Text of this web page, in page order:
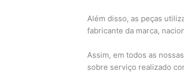
Além disso, as peças
fabricante da marca,
Assim, em todos as
sobre serviço realizado